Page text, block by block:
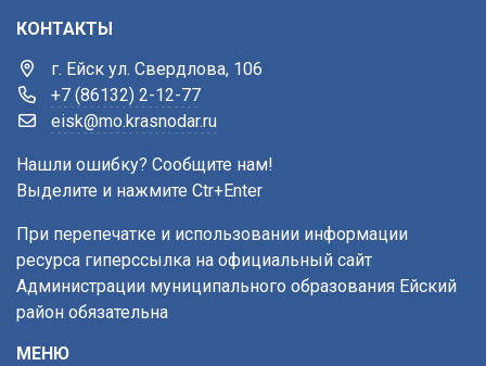
КОНТАКТЫ
г. Ейск ул. Свердлова, 106
+7 (86132) 2-12-77
eisk@mo.krasnodar.ru
Нашли ошибку? Сообщите нам!
Выделите и нажмите Ctr+Enter
При перепечатке и использовании информации
ресурса гиперссылка на официальный сайт
Администрации муниципального образования Ейский
район обязательна
МЕНЮ